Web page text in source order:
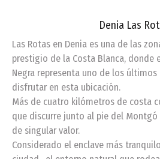
Denia Las
Las Rotas en Denia es una de las
prestigio de la Costa Blanca, donde
Negra representa uno de los
disfrutar en esta ubicación.
Más de cuatro kilómetros de costa
que discurre junto al pie del
de singular valor.
Considerado el enclave más